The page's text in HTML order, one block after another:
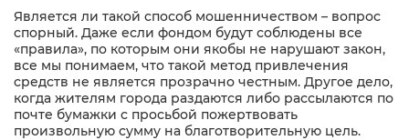
Является ли такой способ мошенничеством – вопрос
спорный. Даже если фондом будут соблюдены все
«правила», по которым они якобы не нарушают закон,
все мы понимаем, что такой метод привлечения
средств не является прозрачно честным. Другое дело,
когда жителям города раздаются либо рассылаются по
почте бумажки с просьбой пожертвовать
произвольную сумму на благотворительную цель.